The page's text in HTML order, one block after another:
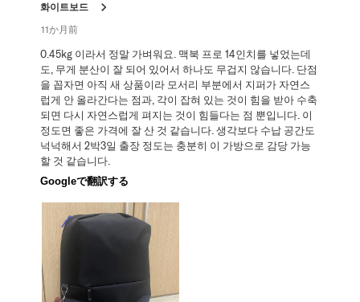
화이트보드
11か月前
0.45kg 이라서 정말 가벼워요. 맥북 프로 14인치를 넣었는데
도, 무게 분산이 잘 되어 있어서 하나도 무겁지 않습니다. 단점
을 꼽자면 아직 새 상품이라 모서리 부분에서 지퍼가 자연스
럽게 안 올라간다는 점과, 각이 잡혀 있는 것이 힘을 받아 수축
되면 다시 자연스럽게 펴지는 것이 힘들다는 점 뿐입니다. 이
정도면 좋은 가격에 잘 산 것 같습니다. 생각보다 수납 공간도
넉넉해서 2박3일 출장 정도는 충분히 이 가방으로 감당 가능
할 것 같습니다.
Googleで翻訳する